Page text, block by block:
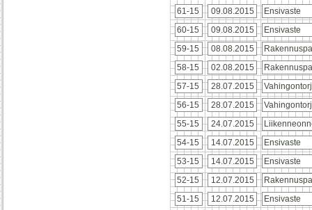
61-15
09.08.2015
Ensivaste
60-15
09.08.2015
Ensivaste
59-15
08.08.2015
58-15
02.08.2015
57-15
28.07.2015
56-15
28.07.2015
55-15
24.07.2015
54-15
14.07.2015
Ensivaste
53-15
14.07.2015
Ensivaste
52-15
12.07.2015
51-15
12.07.2015
Ensivaste